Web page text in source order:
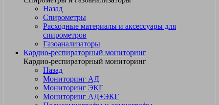
Назад
Спирометры
Расходные материалы и аксессуары для
спирометров
Газоанализаторы
Кардио-респираторный мониторинг
Кардио-респираторный мониторинг
Назад
Мониторинг АД
Мониторинг ЭКГ
Мониторинг АД+ЭКГ